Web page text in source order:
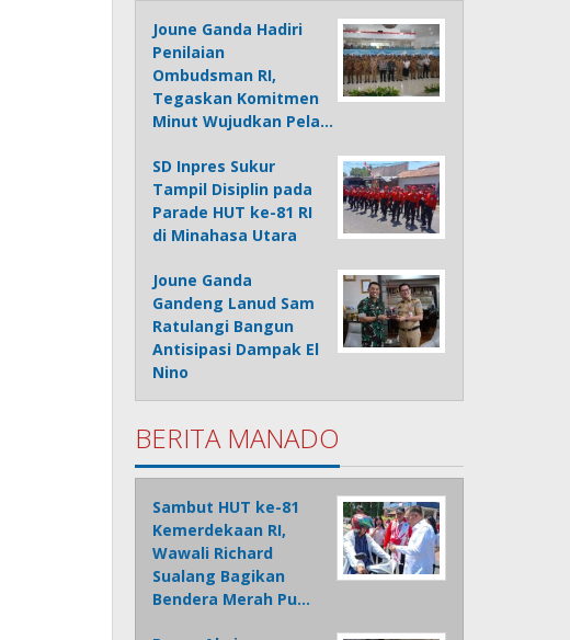
Joune Ganda Hadiri
Penilaian
Ombudsman RI,
Tegaskan Komitmen
Minut Wujudkan Pela…
SD Inpres Sukur
Tampil Disiplin pada
Parade HUT ke-81 RI
di Minahasa Utara
Joune Ganda
Gandeng Lanud Sam
Ratulangi Bangun
Antisipasi Dampak El
Nino
BERITA MANADO
Sambut HUT ke-81
Kemerdekaan RI,
Wawali Richard
Sualang Bagikan
Bendera Merah Pu…